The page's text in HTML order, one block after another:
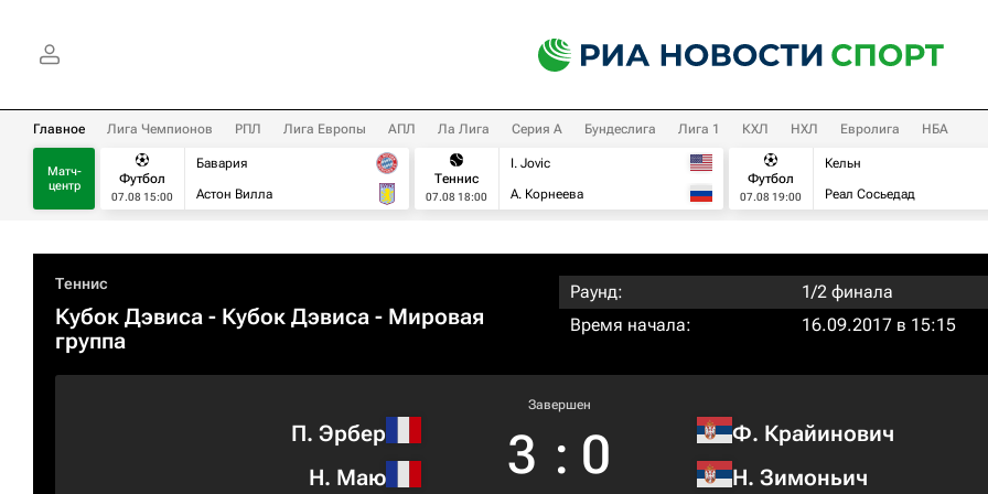
Главное Лига Чемпионов РПЛ Лига Европы АПЛ Ла Лига Серия А Бундеслига Лига 1 КХЛ НХЛ Евролига НБА
Матч-
центр
Футбол
07.08 15:00
Бавария
Астон Вилла
Теннис
07.08 18:00
I. Jovic
А. Корнеева
Футбол
07.08 19:00
Кельн
Реал Сосьедад
Теннис
Кубок Дэвиса - Кубок Дэвиса - Мировая
группа
Раунд:
1/2 финала
Время начала:
16.09.2017 в 15:15
П. Эрбер
Н. Маю
Завершен
3 : 0
Ф. Крайинович
Н. Зимоньич